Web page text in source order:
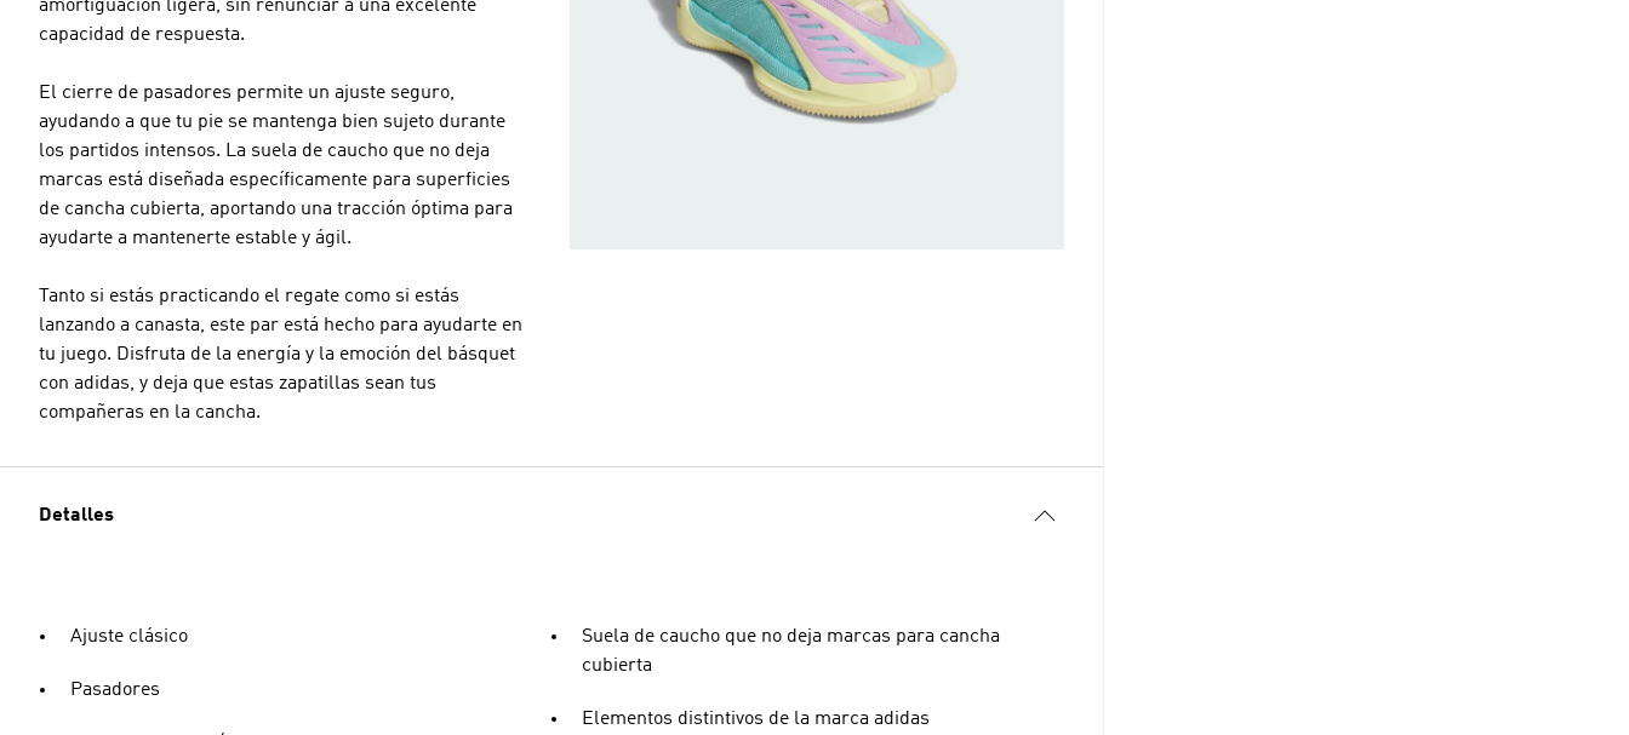
amortiguación ligera, sin renunciar a una excelente
capacidad de respuesta.
El cierre de pasadores permite un ajuste seguro,
ayudando a que tu pie se mantenga bien sujeto durante
los partidos intensos. La suela de caucho que no deja
marcas está diseñada específicamente para superficies
de cancha cubierta, aportando una tracción óptima para
ayudarte a mantenerte estable y ágil.
Tanto si estás practicando el regate como si estás
lanzando a canasta, este par está hecho para ayudarte en
tu juego. Disfruta de la energía y la emoción del básquet
con adidas, y deja que estas zapatillas sean tus
compañeras en la cancha.
Detalles
Ajuste clásico
Pasadores
Suela de caucho que no deja marcas para cancha
cubierta
Elementos distintivos de la marca adidas